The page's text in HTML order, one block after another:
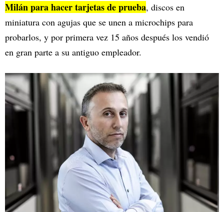
Milán para hacer tarjetas de prueba, discos en
miniatura con agujas que se unen a microchips para
probarlos, y por primera vez 15 años después los vendió
en gran parte a su antiguo empleador.